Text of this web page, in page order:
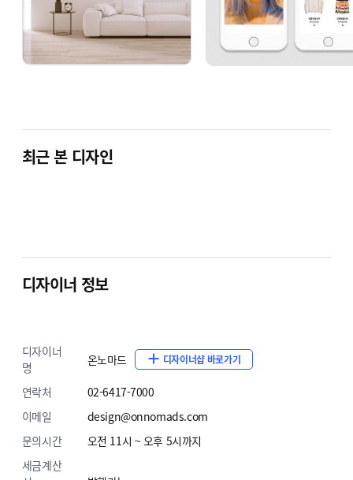
최근 본 디자인
디자이너 정보
디자이너
명
온노마드 디자이너샵 바로가기
연락처
02-6417-7000
이메일
design@onnomads.com
문의시간
오전 11시 ~ 오후 5시까지
세금계산